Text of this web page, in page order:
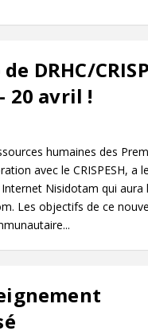
DRHC/
20 avril !
humaines des
avec le CRISPESH, a
Nisidotam qui aura
Les objectifs de ce